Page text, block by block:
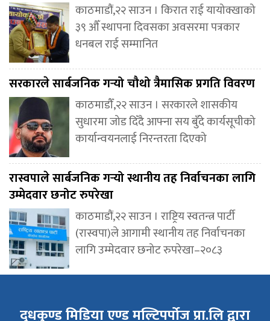
काठमाडौं,२२ साउन । किरात राई यायोक्खाको
३९ औँ स्थापना दिवसका अवसरमा पत्रकार
धनबल राई सम्मानित
सरकारले सार्बजनिक गर्‍यो चौथो त्रैमासिक प्रगति विवरण
काठमाडौँ,२२ साउन । सरकारले शासकीय
सुधारमा जोड दिँदै आफ्ना सय बुँदे कार्यसूचीको
कार्यान्वयनलाई निरन्तरता दिएको
रास्वपाले सार्बजनिक गर्‍यो स्थानीय तह निर्वाचनका लागि
उम्मेदवार छनोट रुपरेखा
काठमाडौं,२२ साउन । राष्ट्रिय स्वतन्त्र पार्टी
(रास्वपा)ले आगामी स्थानीय तह निर्वाचनका
लागि उम्मेदवार छनोट रुपरेखा–२०८३
दुधकुण्ड मिडिया एण्ड मल्टिपर्पोज प्रा.लि द्वारा